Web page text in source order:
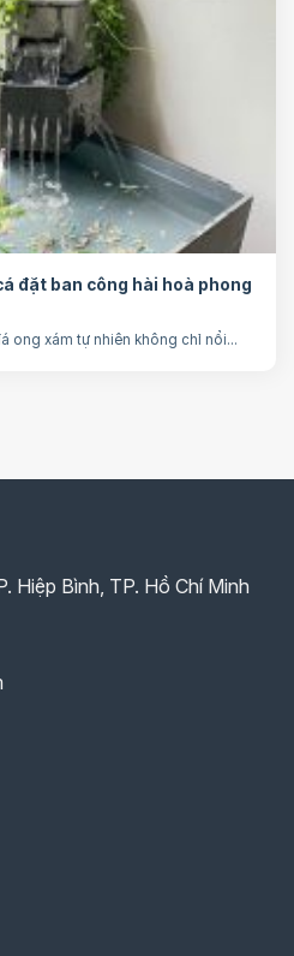
đặt ban công hài hoà phong
ong xám tự nhiên không chỉ nổi...
Hiệp Bình, TP. Hồ Chí Minh